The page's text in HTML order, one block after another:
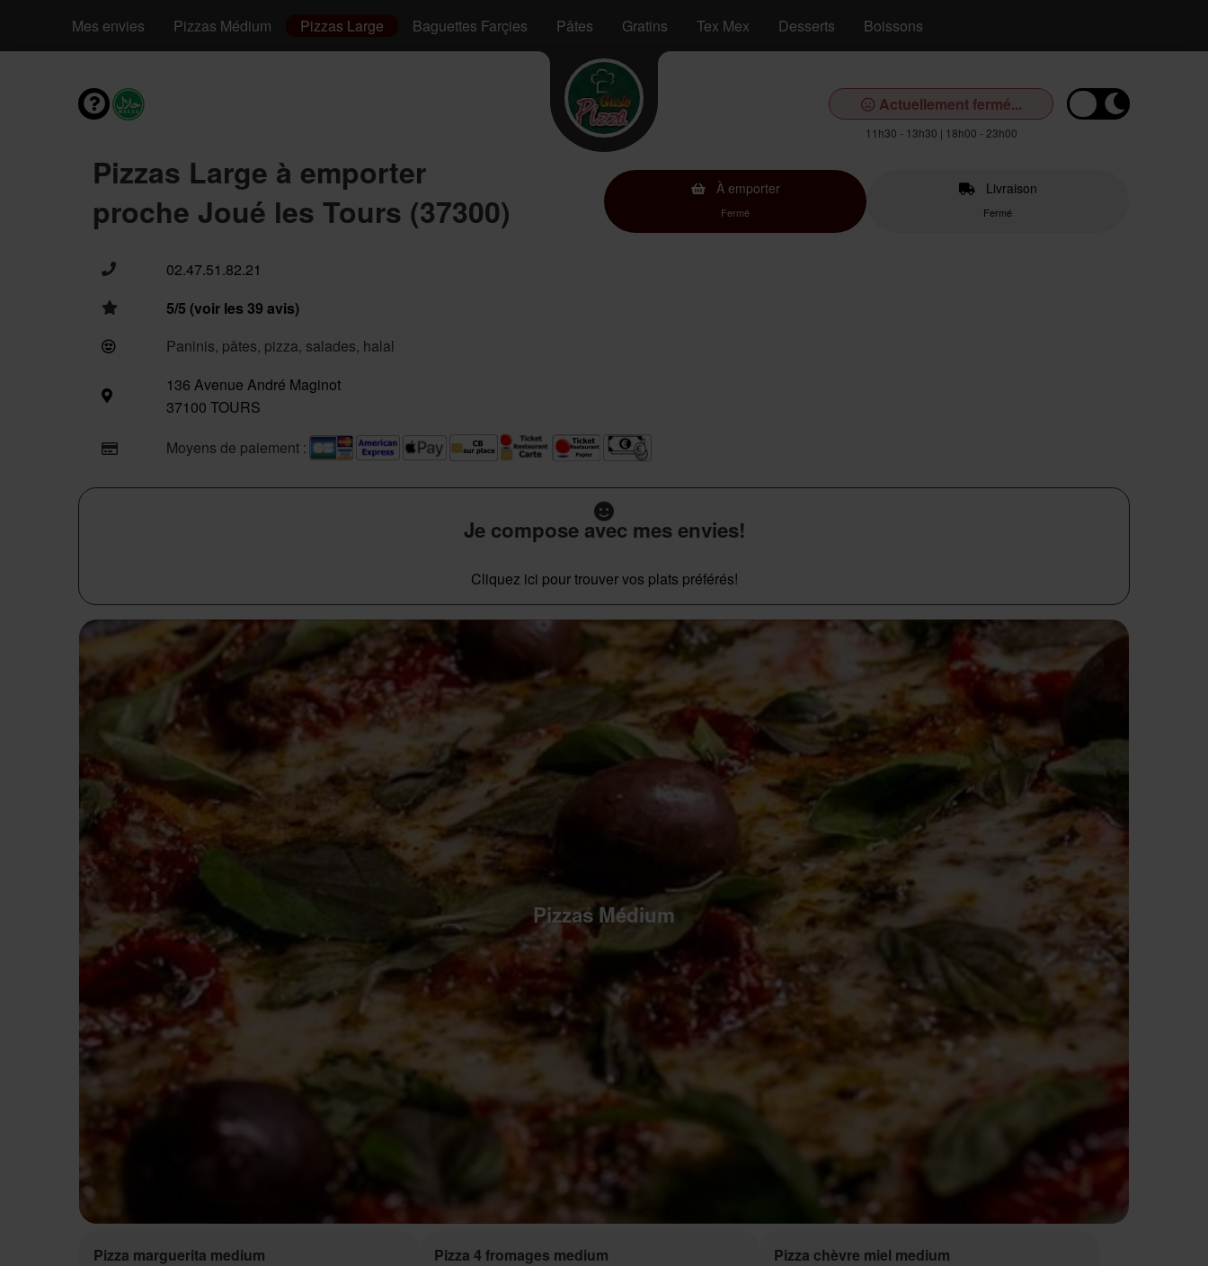
Mes envies Pizzas Médium Pizzas Large Baguettes Farçies Pâtes Gratins Tex Mex Desserts Boissons
Actuellement fermé...
11h30 - 13h30 | 18h00 - 23h00
Pizzas Large à emporter
proche Joué les Tours (37300)
À emporter
Fermé
Livraison
Fermé
02.47.51.82.21
5/5 (voir les 39 avis)
Paninis, pâtes, pizza, salades, halal
136 Avenue André Maginot
37100 TOURS
Moyens de paiement :
Je compose avec mes envies!
Cliquez ici pour trouver vos plats préférés!
Pizzas Médium
Pizza marguerita medium Pizza 4 fromages medium Pizza chèvre miel medium